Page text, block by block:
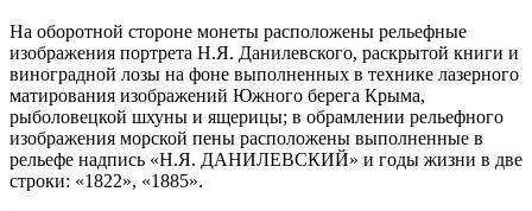
На оборотной стороне монеты расположены рельефные
изображения портрета Н.Я. Данилевского, раскрытой книги и
виноградной лозы на фоне выполненных в технике лазерного
матирования изображений Южного берега Крыма,
рыболовецкой шхуны и ящерицы; в обрамлении рельефного
изображения морской пены расположены выполненные в
рельефе надпись «Н.Я. ДАНИЛЕВСКИЙ» и годы жизни в две
строки: «1822», «1885».